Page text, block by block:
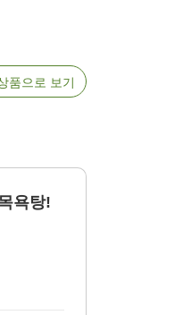
품으로 보기
욕탕!